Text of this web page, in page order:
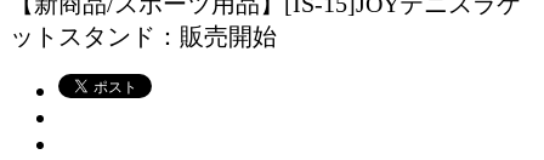
ットスタンド：販売開始